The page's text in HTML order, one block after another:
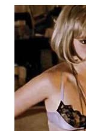
WAHANA
ADVOKAT
WAHANA
INFRASTRUKTUR
WAHANA
KONSUMEN